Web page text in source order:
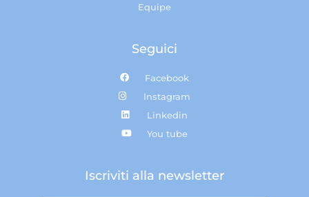
Equipe
Seguici
Facebook
Instagram
Linkedin
You tube
Iscriviti alla newsletter